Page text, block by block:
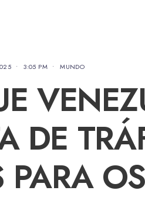
• 3:05 PM • MUNDO
DE
PARA